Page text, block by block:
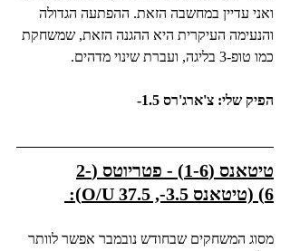
ואני עדיין במחשבה הזאת. ההפתעה הגדולה
והנעימה העיקרית היא ההגנה הזאת, שמשחקת
כמו טופ-3 בליגה, ועברת שינוי מדהים.
הפיק שלי: צ'ארג'רס 1.5-
טיטאנס (1-6) - פטריוטס (2-
6) (טיטאנס 3.5-, O/U 37.5):
מסוג המשחקים שבחודש נובמבר אפשר לוותר